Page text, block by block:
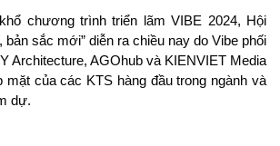
chương trình triển lãm VIBE 2024, Hội
bản sắc mới” diễn ra chiều nay do Vibe phối
Architecture, AGOhub và KIENVIET Media
của các KTS hàng đầu trong ngành và
dự.